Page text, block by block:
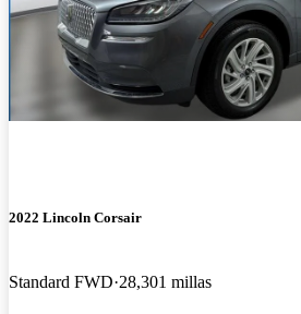
2022 Lincoln Corsair
Standard FWD 28,301 millas